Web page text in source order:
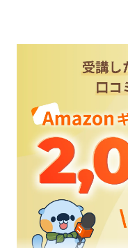
も丁寧でした。わからな
しては、子どもが飽きず
が飽きないように、プロ
たくさんしている点が良
たくさんのロボットに触
ターなどを使ってプログ
とは入会特典でロボット
ーのグッズがたくさんある
クやバッグなどにつけて
に止められるといいなと
しまうので難しいのです
の前に止められたらうれ
もと向き合ってくださる
ト、ドローンなどを使う
もたちは飽きずに学べると